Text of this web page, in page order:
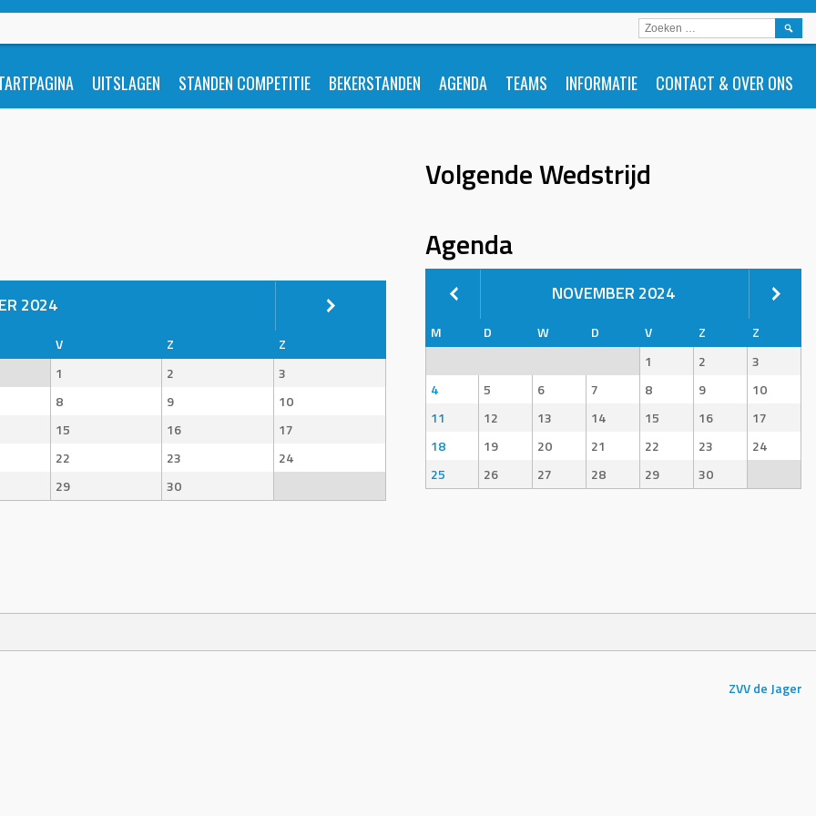
UITSLAGEN STANDEN COMPETITIE BEKERSTANDEN AGENDA TEAMS INFORMATIE CONTACT & OVER ONS
NAAR:
2024
V Z
Z
1
2
3
8 9
10
15 16
17
22 23
24
29 30
Volgende Wedstrijd
Agenda
NOVEMBER 2024
M D W D V Z
Z
1
2
3
4
5 6 7 8 9
10
11
12 13 14 15 16
17
18
19 20 21 22 23
24
25
26 27 28 29 30
ZVV de Jager